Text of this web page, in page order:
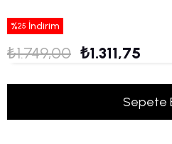
%25 İndirim
₺1.749,00 ₺1.311,75